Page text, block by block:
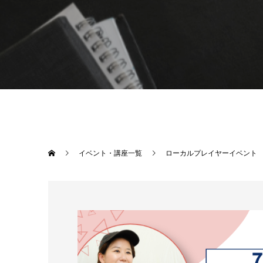
イベント・講座一覧 ローカルプレイヤーイベント